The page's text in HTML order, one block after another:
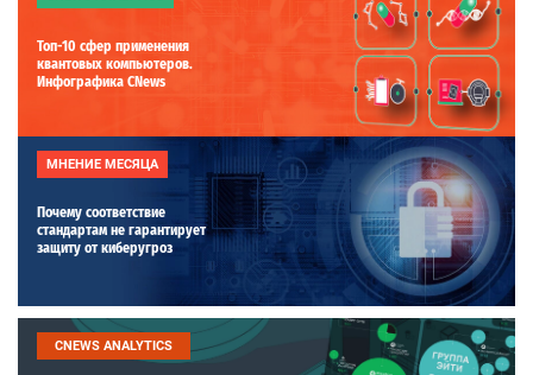
Топ-10 сфер применения
квантовых компьютеров.
Инфографика CNews
МНЕНИЕ МЕСЯЦА
Почему соответствие
стандартам не гарантирует
защиту от киберугроз
CNEWS ANALYTICS